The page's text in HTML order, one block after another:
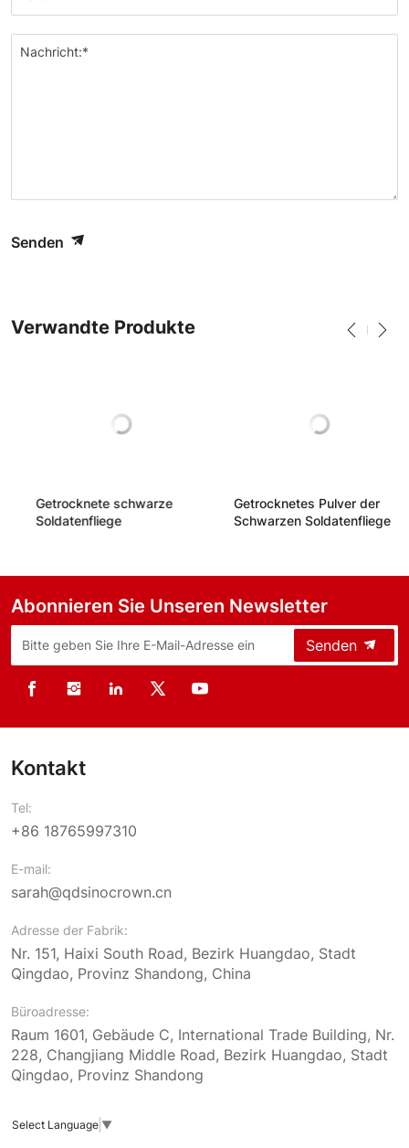
Nachricht:*
Senden
Verwandte Produkte
Getrocknete schwarze
Soldatenfliege
Getrocknetes Pulver der
Schwarzen Soldatenfliege
Abonnieren Sie Unseren Newsletter
Senden
Kontakt
Tel:
+86 18765997310
E-mail:
sarah@qdsinocrown.cn
Adresse der Fabrik:
Nr. 151, Haixi South Road, Bezirk Huangdao, Stadt
Qingdao, Provinz Shandong, China
Büroadresse:
Raum 1601, Gebäude C, International Trade Building, Nr.
228, Changjiang Middle Road, Bezirk Huangdao, Stadt
Qingdao, Provinz Shandong
Select Language ▼